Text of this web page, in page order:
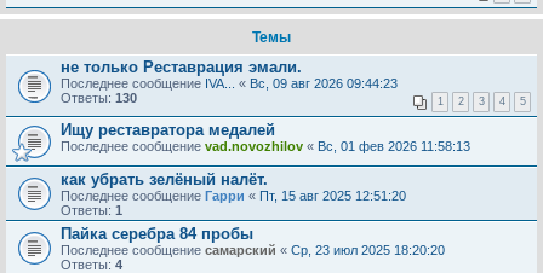
Темы
не только Реставрация эмали.
Последнее сообщение IVA... « Вс, 09 авг 2026 09:44:23
Ответы: 130 1 2 3 4 5
Ищу реставратора медалей
Последнее сообщение vad.novozhilov « Вс, 01 фев 2026 11:58:13
как убрать зелёный налёт.
Последнее сообщение Гарри « Пт, 15 авг 2025 12:51:20
Ответы: 1
Пайка серебра 84 пробы
Последнее сообщение самарский « Ср, 23 июл 2025 18:20:20
Ответы: 4